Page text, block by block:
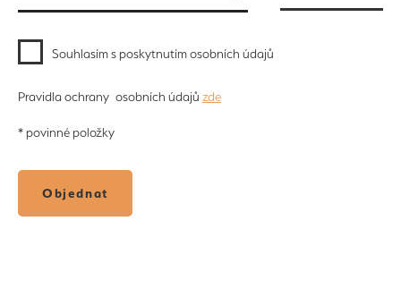
Souhlasím s poskytnutím osobních údajů
Pravidla ochrany osobních údajů zde
* povinné položky
Objednat